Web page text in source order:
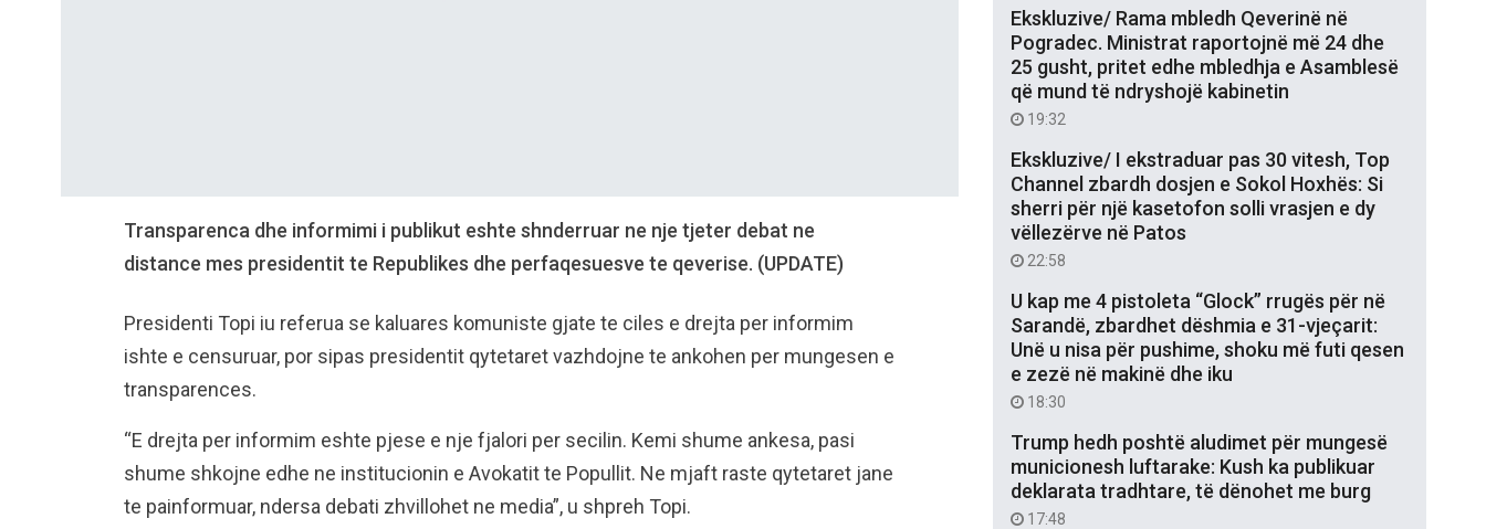
Transparenca dhe informimi i publikut eshte shnderruar ne nje tjeter debat ne
distance mes presidentit te Republikes dhe perfaqesuesve te qeverise. (UPDATE)
Presidenti Topi iu referua se kaluares komuniste gjate te ciles e drejta per informim
ishte e censuruar, por sipas presidentit qytetaret vazhdojne te ankohen per mungesen e
transparences.
“E drejta per informim eshte pjese e nje fjalori per secilin. Kemi shume ankesa, pasi
shume shkojne edhe ne institucionin e Avokatit te Popullit. Ne mjaft raste qytetaret jane
te painformuar, ndersa debati zhvillohet ne media”, u shpreh Topi.
Ekskluzive/ Rama mbledh Qeverinë në
Pogradec. Ministrat raportojnë më 24 dhe
25 gusht, pritet edhe mbledhja e Asamblesë
që mund të ndryshojë kabinetin
19:32
Ekskluzive/ I ekstraduar pas 30 vitesh, Top
Channel zbardh dosjen e Sokol Hoxhës: Si
sherri për një kasetofon solli vrasjen e dy
vëllezërve në Patos
22:58
U kap me 4 pistoleta “Glock” rrugës për në
Sarandë, zbardhet dëshmia e 31-vjeçarit:
Unë u nisa për pushime, shoku më futi qesen
e zezë në makinë dhe iku
18:30
Trump hedh poshtë aludimet për mungesë
municionesh luftarake: Kush ka publikuar
deklarata tradhtare, të dënohet me burg
17:48